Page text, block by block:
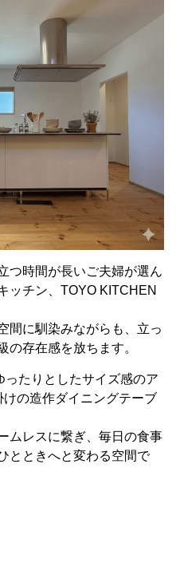
つ時間が長いご夫婦が選ん
ッチン、TOYO KITCHEN
間に馴染みながらも、立っ
の存在感を放ちます。
たりとしたサイズ感のア
の造作ダイニングテーブ
ムレスに繋ぎ、毎日の食事
とときへと変わる空間で